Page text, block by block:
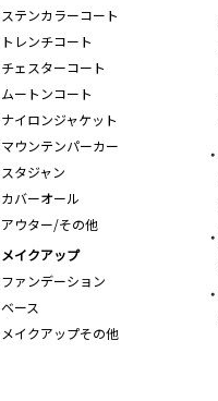
ステンカラーコート
トレンチコート
チェスターコート
ムートンコート
ナイロンジャケット
マウンテンパーカー
スタジャン
カバーオール
アウター/その他
メイクアップ
ファンデーション
ベース
メイクアップその他